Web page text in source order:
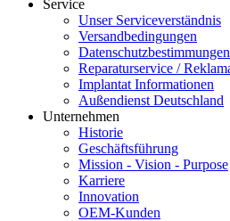
Service
Unser Serviceverständnis
Versandbedingungen
Datenschutzbestimmungen
Reparaturservice /
Implantat Informationen
Außendienst Deutschland
Unternehmen
Historie
Geschäftsführung
Mission - Vision - Purpose
Karriere
Innovation
OEM-Kunden